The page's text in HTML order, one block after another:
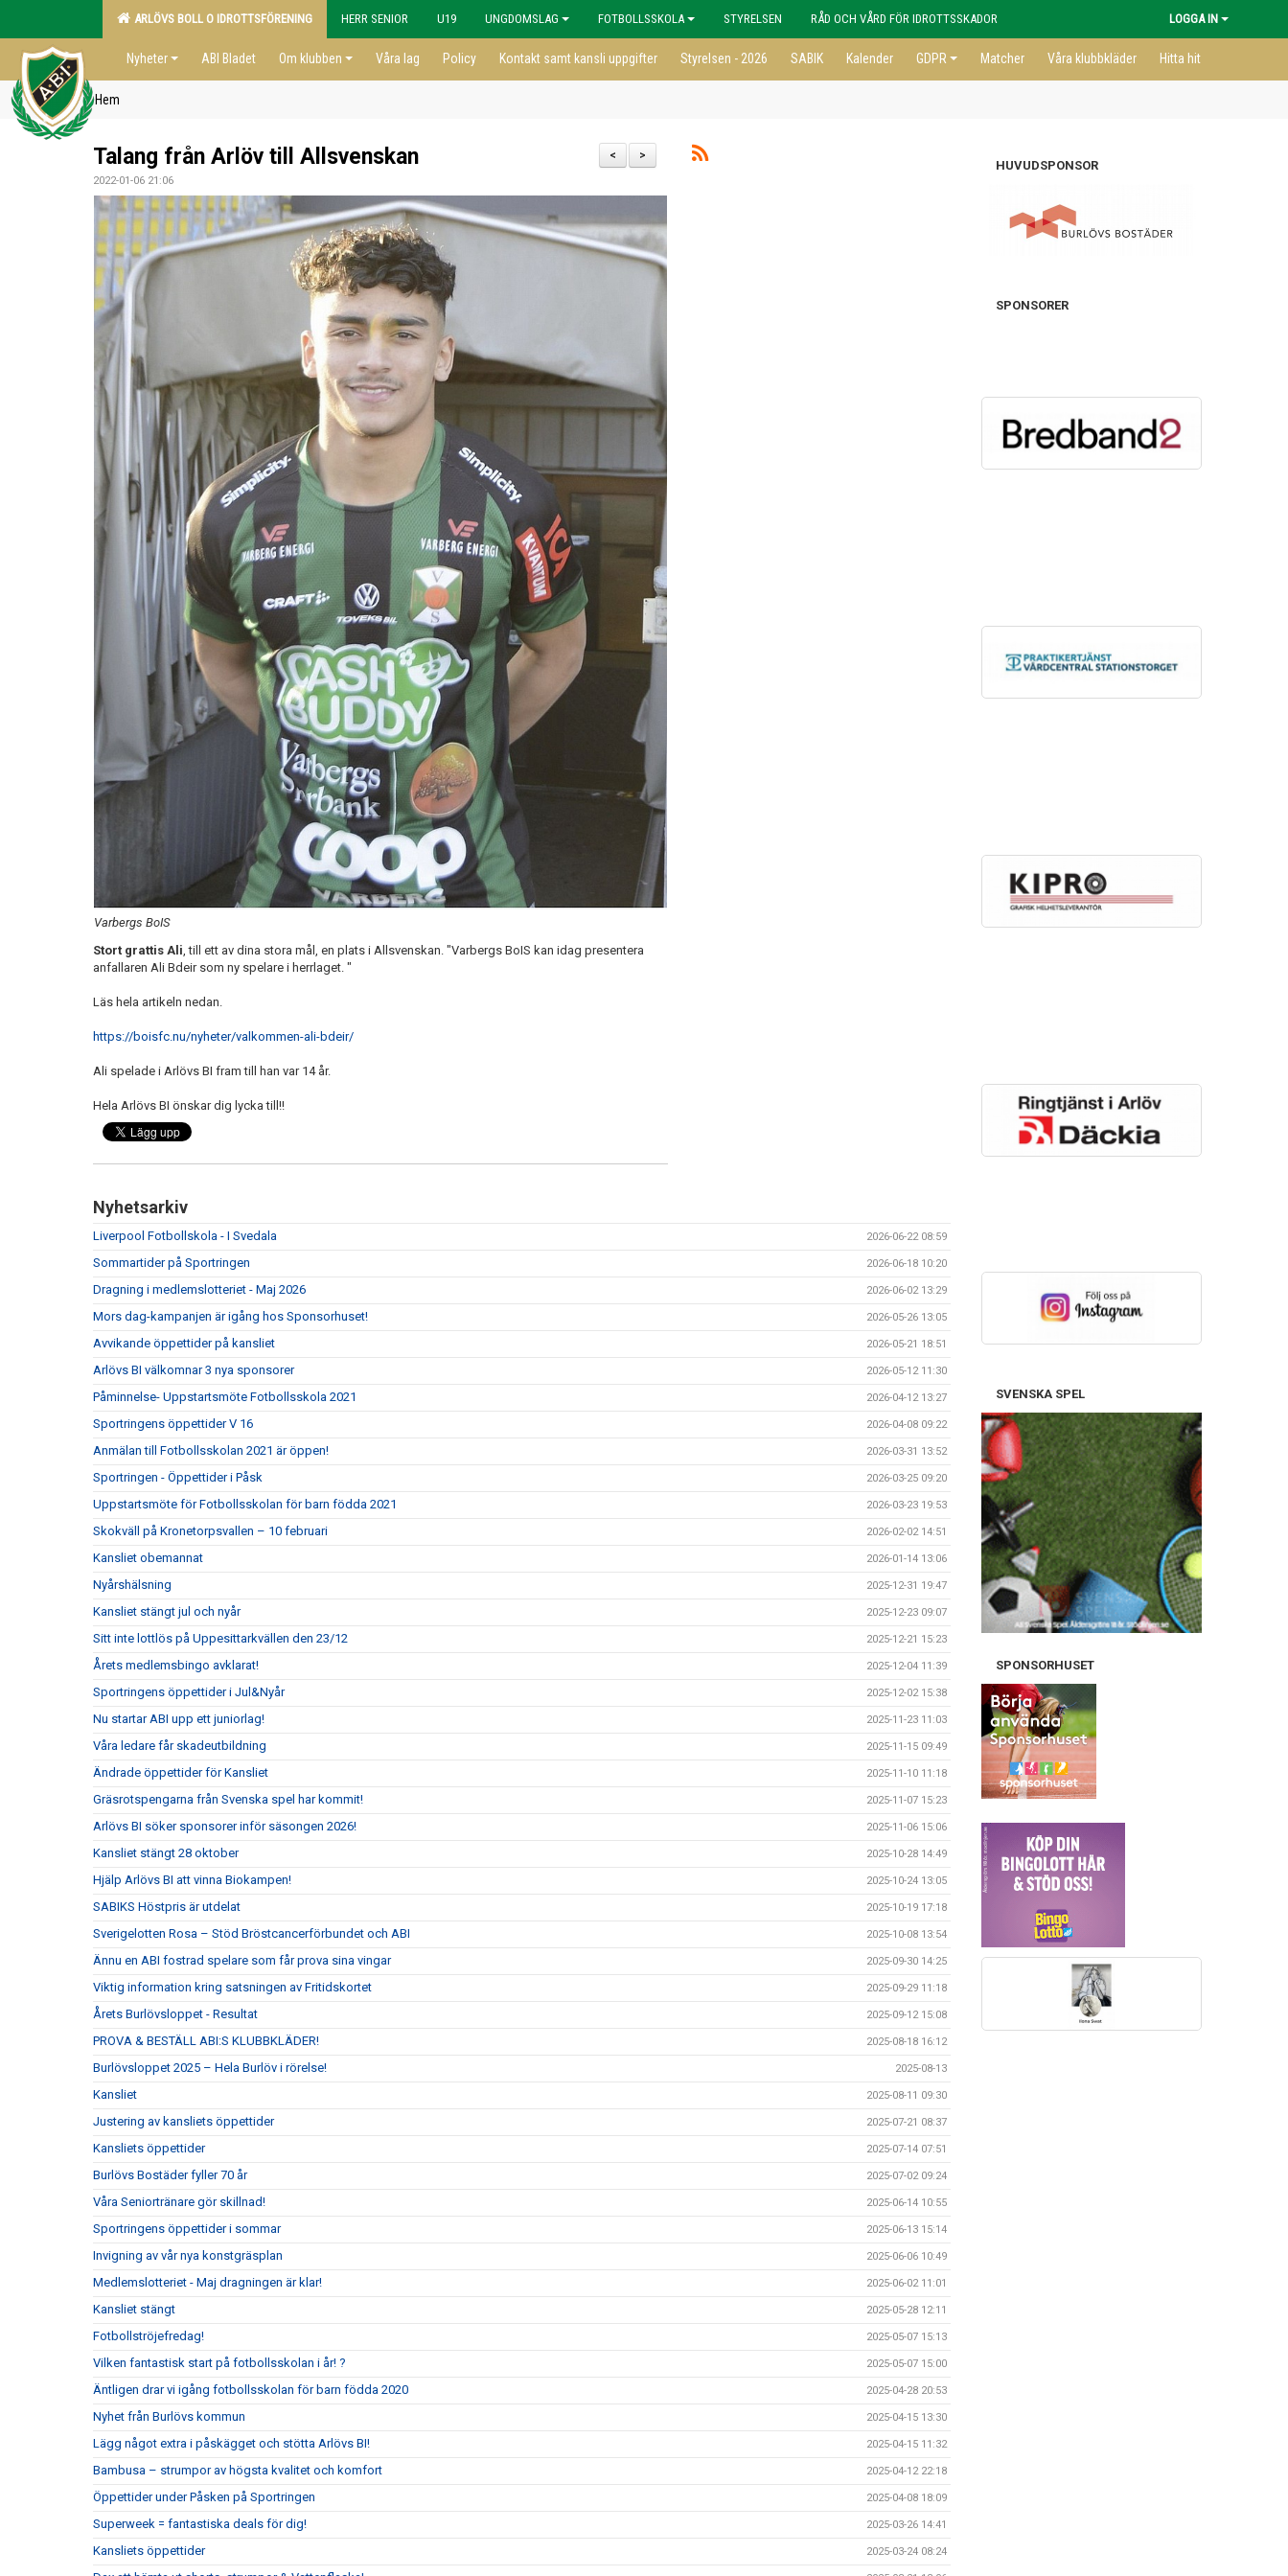
ARLÖVS BOLL O IDROTTSFÖRENING HERR SENIOR U19 UNGDOMSLAG FOTBOLLSSKOLA STYRELSEN RÅD OCH VÅRD FÖR IDROTTSSKADOR LOGGA IN
Nyheter ABI Bladet Om klubben Våra lag Policy Kontakt samt kansli uppgifter Styrelsen - 2026 SABIK Kalender GDPR Matcher Våra klubbkläder Hitta hit
Hem
>
<
Talang från Arlöv till Allsvenskan
2022-01-06 21:06
Varbergs BoIS
Stort grattis Ali , till ett av dina stora mål, en plats i Allsvenskan. "Varbergs BoIS kan idag presentera
anfallaren Ali Bdeir som ny spelare i herrlaget. "
Läs hela artikeln nedan.
https://boisfc.nu/nyheter/valkommen-ali-bdeir/
Ali spelade i Arlövs BI fram till han var 14 år.
Hela Arlövs BI önskar dig lycka till!!
Nyhetsarkiv
Liverpool Fotbollskola - I Svedala 2026-06-22 08:59
Sommartider på Sportringen 2026-06-18 10:20
Dragning i medlemslotteriet - Maj 2026 2026-06-02 13:29
Mors dag-kampanjen är igång hos Sponsorhuset! 2026-05-26 13:05
Avvikande öppettider på kansliet 2026-05-21 18:51
Arlövs BI välkomnar 3 nya sponsorer 2026-05-12 11:30
Påminnelse- Uppstartsmöte Fotbollsskola 2021 2026-04-12 13:27
Sportringens öppettider V 16 2026-04-08 09:22
Anmälan till Fotbollsskolan 2021 är öppen! 2026-03-31 13:52
Sportringen - Öppettider i Påsk 2026-03-25 09:20
Uppstartsmöte för Fotbollsskolan för barn födda 2021 2026-03-23 19:53
Skokväll på Kronetorpsvallen – 10 februari 2026-02-02 14:51
Kansliet obemannat 2026-01-14 13:06
Nyårshälsning 2025-12-31 19:47
Kansliet stängt jul och nyår 2025-12-23 09:07
Sitt inte lottlös på Uppesittarkvällen den 23/12 2025-12-21 15:23
Årets medlemsbingo avklarat! 2025-12-04 11:39
Sportringens öppettider i Jul&Nyår 2025-12-02 15:38
Nu startar ABI upp ett juniorlag! 2025-11-23 11:03
Våra ledare får skadeutbildning 2025-11-15 09:49
Ändrade öppettider för Kansliet 2025-11-10 11:18
Gräsrotspengarna från Svenska spel har kommit! 2025-11-07 15:23
Arlövs BI söker sponsorer inför säsongen 2026! 2025-11-06 15:06
Kansliet stängt 28 oktober 2025-10-28 14:49
Hjälp Arlövs BI att vinna Biokampen! 2025-10-24 13:05
SABIKS Höstpris är utdelat 2025-10-19 17:18
Sverigelotten Rosa – Stöd Bröstcancerförbundet och ABI 2025-10-08 13:54
Ännu en ABI fostrad spelare som får prova sina vingar 2025-09-30 14:25
Viktig information kring satsningen av Fritidskortet 2025-09-29 11:18
Årets Burlövsloppet - Resultat 2025-09-12 15:08
PROVA & BESTÄLL ABI:S KLUBBKLÄDER! 2025-08-18 16:12
Burlövsloppet 2025 – Hela Burlöv i rörelse! 2025-08-13
Kansliet 2025-08-11 09:30
Justering av kansliets öppettider 2025-07-21 08:37
Kansliets öppettider 2025-07-14 07:51
Burlövs Bostäder fyller 70 år 2025-07-02 09:24
Våra Seniortränare gör skillnad! 2025-06-14 10:55
Sportringens öppettider i sommar 2025-06-13 15:14
Invigning av vår nya konstgräsplan 2025-06-06 10:49
Medlemslotteriet - Maj dragningen är klar! 2025-06-02 11:01
Kansliet stängt 2025-05-28 12:11
Fotbollströjefredag! 2025-05-07 15:13
Vilken fantastisk start på fotbollsskolan i år! ? 2025-05-07 15:00
Äntligen drar vi igång fotbollsskolan för barn födda 2020 2025-04-28 20:53
Nyhet från Burlövs kommun 2025-04-15 13:30
Lägg något extra i påskägget och stötta Arlövs BI! 2025-04-15 11:32
Bambusa – strumpor av högsta kvalitet och komfort 2025-04-12 22:18
Öppettider under Påsken på Sportringen 2025-04-08 18:09
Superweek = fantastiska deals för dig! 2025-03-26 14:41
Kansliets öppettider 2025-03-24 08:24
HUVUDSPONSOR
SPONSORER
SVENSKA SPEL
SPONSORHUSET